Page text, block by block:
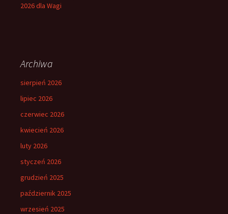
2026 dla Wagi
Archiwa
sierpień 2026
lipiec 2026
czerwiec 2026
kwiecień 2026
luty 2026
styczeń 2026
grudzień 2025
październik 2025
wrzesień 2025